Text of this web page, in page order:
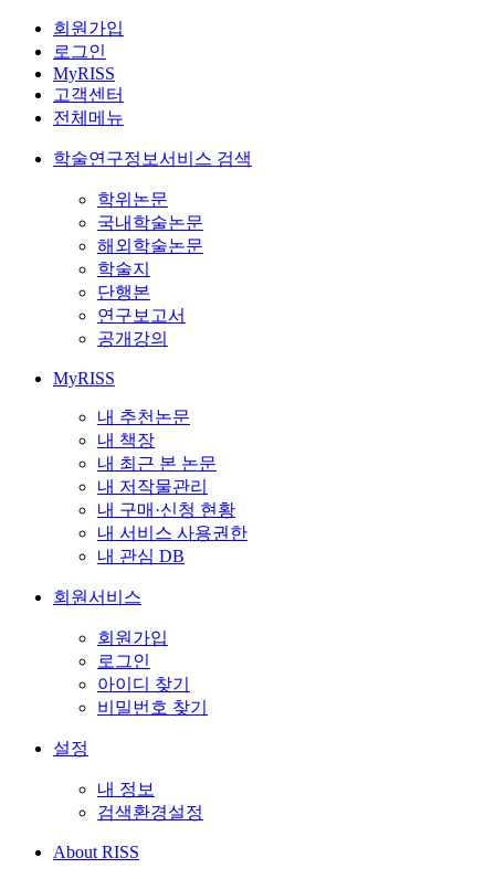
회원가입
로그인
MyRISS
고객센터
전체메뉴
학술연구정보서비스 검색
학위논문
국내학술논문
해외학술논문
학술지
단행본
연구보고서
공개강의
MyRISS
내 추천논문
내 책장
내 최근 본 논문
내 저작물관리
내 구매·신청 현황
내 서비스 사용권한
내 관심 DB
회원서비스
회원가입
로그인
아이디 찾기
비밀번호 찾기
설정
내 정보
검색환경설정
About RISS